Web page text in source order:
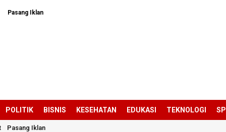
Pasang Iklan
POLITIK BISNIS KESEHATAN EDUKASI TEKNOLOGI
Pasang Iklan